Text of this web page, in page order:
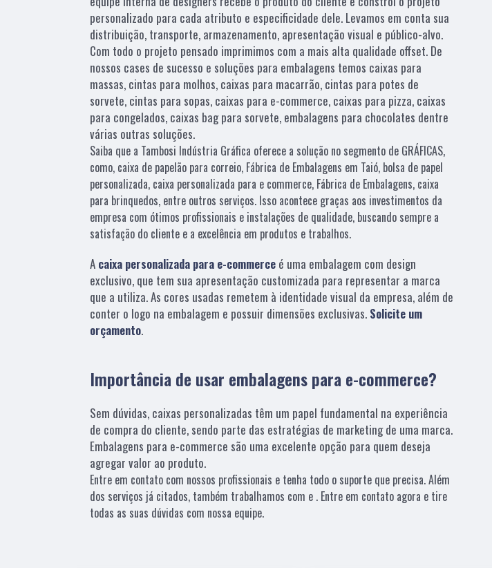
personalizado para cada atributo e especificidade dele. Levamos em conta sua
distribuição, transporte, armazenamento, apresentação visual e público-alvo.
Com todo o projeto pensado imprimimos com a mais alta qualidade offset. De
nossos cases de sucesso e soluções para embalagens temos caixas para
massas, cintas para molhos, caixas para macarrão, cintas para potes de
sorvete, cintas para sopas, caixas para e-commerce, caixas para pizza, caixas
para congelados, caixas bag para sorvete, embalagens para chocolates dentre
várias outras soluções.
Saiba que a Tambosi Indústria Gráfica oferece a solução no segmento de GRÁFICAS,
como, caixa de papelão para correio, Fábrica de Embalagens em Taió, bolsa de papel
personalizada, caixa personalizada para e commerce, Fábrica de Embalagens, caixa
para brinquedos, entre outros serviços. Isso acontece graças aos investimentos da
empresa com ótimos profissionais e instalações de qualidade, buscando sempre a
satisfação do cliente e a excelência em produtos e trabalhos.
A caixa personalizada para e-commerce é uma embalagem com design
exclusivo, que tem sua apresentação customizada para representar a marca
que a utiliza. As cores usadas remetem à identidade visual da empresa, além de
conter o logo na embalagem e possuir dimensões exclusivas. Solicite um
orçamento.
Importância de usar embalagens para e-commerce?
Sem dúvidas, caixas personalizadas têm um papel fundamental na experiência
de compra do cliente, sendo parte das estratégias de marketing de uma marca.
Embalagens para e-commerce são uma excelente opção para quem deseja
agregar valor ao produto.
Entre em contato com nossos profissionais e tenha todo o suporte que precisa. Além
dos serviços já citados, também trabalhamos com e . Entre em contato agora e tire
todas as suas dúvidas com nossa equipe.